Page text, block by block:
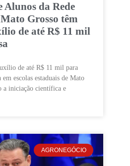
Alunos da Rede
Grosso têm
de até R$ 11 mil
de até R$ 11 mil para
em escolas estaduais de Mato
a iniciação científica e
AGRONEGÓCIO